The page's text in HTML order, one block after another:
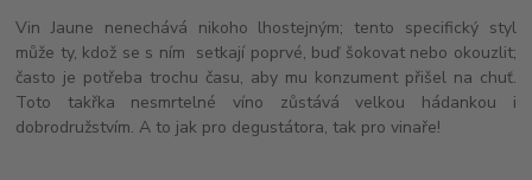
Vin Jaune nenechává nikoho lhostejným; tento specifický styl
může ty, kdož se s ním setkají poprvé, buď šokovat nebo okouzlit;
často je potřeba trochu času, aby mu konzument přišel na chuť.
Toto takřka nesmrtelné víno zůstává velkou hádankou i
dobrodružstvím. A to jak pro degustátora, tak pro vinaře!